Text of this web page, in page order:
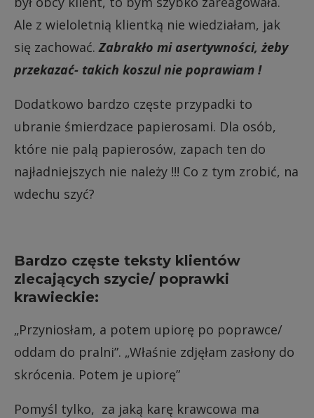
Ale z wieloletnią klientką nie wiedziałam, jak
się zachować.Zabrakło mi asertywności, żeby
przekazać- takich koszul nie poprawiam !
Dodatkowo bardzo częste przypadki to
ubranie śmierdzace papierosami. Dla osób,
które nie palą papierosów, zapach ten do
najładniejszych nie należy !!! Co z tym zrobić, na
wdechu szyć?
Bardzo częste teksty klientów
zlecających szycie/ poprawki
krawieckie:
„Przyniosłam, a potem upiorę po poprawce/
oddam do pralni”. „Właśnie zdjęłam zasłony do
skrócenia. Potem je upiorę”
Pomyśl tylko, za jaką karę krawcowa ma